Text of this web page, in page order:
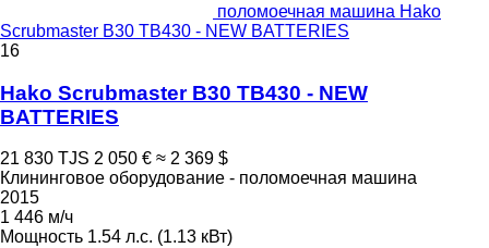
поломоечная машина Hako
Scrubmaster B30 TB430 - NEW BATTERIES
16
Hako Scrubmaster B30 TB430 - NEW
BATTERIES
21 830 TJS 2 050 € ≈ 2 369 $
Клининговое оборудование - поломоечная машина
2015
1 446 м/ч
Мощность 1.54 л.с. (1.13 кВт)